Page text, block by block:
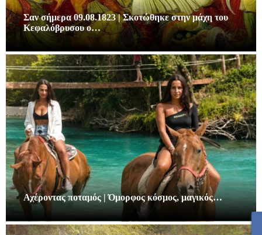
Σαν σήμερα 09.08.1823 | Σκοτώθηκε στην μάχη του
Κεφαλόβρυσου ο…
Αχέροντας ποταμός | Όμορφος κόσμος, μαγικός…